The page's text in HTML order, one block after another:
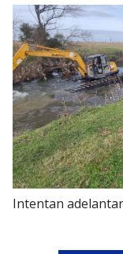
Intentan